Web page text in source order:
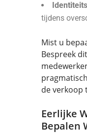
tijdens
Mist u
Bespreek
de verkoop
Eerlijke
Bepalen